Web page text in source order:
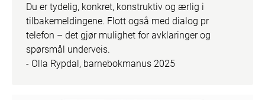
Du er tydelig, konkret, konstruktiv og ærlig i
tilbakemeldingene. Flott også med dialog pr
telefon – det gjør mulighet for avklaringer og
spørsmål underveis.
- Olla Rypdal, barnebokmanus 2025